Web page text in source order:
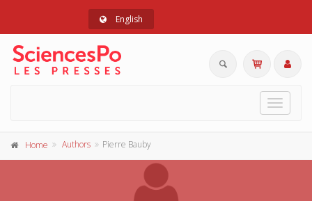
English
Toggle
Home Authors Pierre Bauby